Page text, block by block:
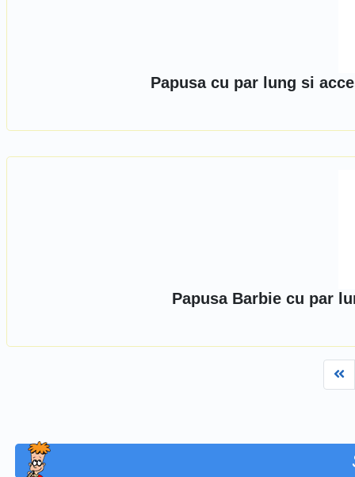
Papusa cu par lung si
Papusa Barbie cu par